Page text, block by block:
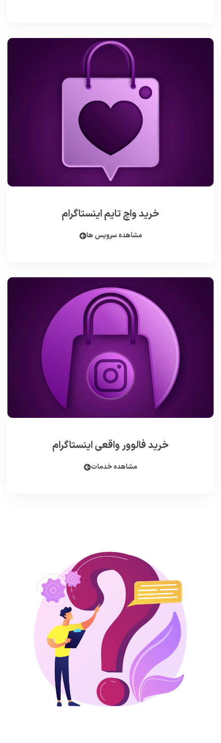
خرید واچ تایم اینستاگرام
مشاهده سرویس ها
خرید فالوور واقعی اینستاگرام
مشاهده خدمات